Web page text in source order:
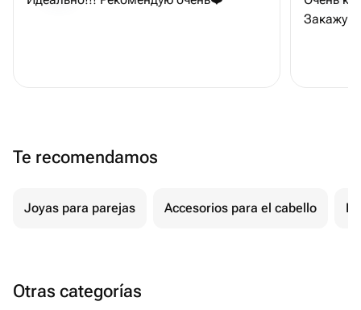
Закажу
Te recomendamos
Joyas para parejas Accesorios para el cabello
Otras categorías